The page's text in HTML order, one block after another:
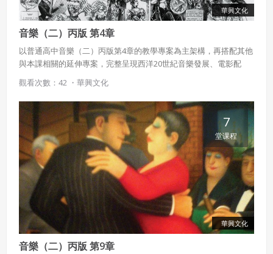
華興文化
音樂（二）丙版 第4章
以普通高中音樂（二）丙版第4章的教學專案為主架構，再搭配其他
與本課相關的延伸專案，完整呈現西洋20世紀音樂發展、電影配
樂、音樂術語等豐富內容。
觀看次數：42 ・ 華興文化
華興文化
7
堂课程
音樂（二）丙版 第9章